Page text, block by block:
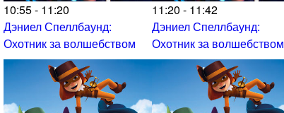
10:55 - 11:20
Дэниел Спеллбаунд:
Охотник за волшебством
11:20 - 11:42
Дэниел Спеллбаунд:
Охотник за волшебством